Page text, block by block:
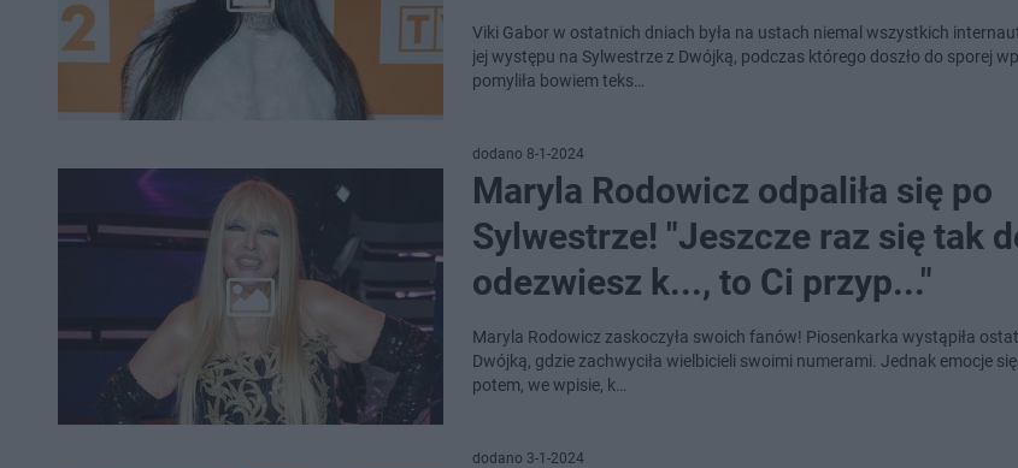
Viki Gabor w ostatnich dniach była na ustach niemal wszystkich
jej występu na Sylwestrze z Dwójką, podczas którego doszło do sporej
pomyliła bowiem teks…
dodano 8-1-2024
Maryla Rodowicz odpaliła się po
Sylwestrze! "Jeszcze raz się tak
odezwiesz k..., to Ci przyp..."
Maryla Rodowicz zaskoczyła swoich fanów! Piosenkarka wystąpiła
Dwójką, gdzie zachwyciła wielbicieli swoimi numerami. Jednak emocje
potem, we wpisie, k…
dodano 3-1-2024